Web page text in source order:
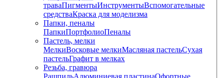
траваПигментыИнструментыВспомогательные
средстваКраска для моделизма
Папки, пеналы
ПапкиПортфолиоПеналы
Пастель, мелки
МелкиВосковые мелкиМасляная пастельСухая
пастельГрафит в мелках
Резьба, гравюра
РашпильАлюминиевая пластинаОфортные